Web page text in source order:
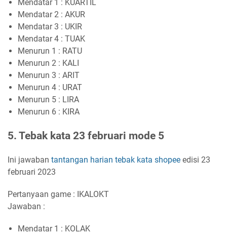
Mendatar 1 : KUARTIL
Mendatar 2 : AKUR
Mendatar 3 : UKIR
Mendatar 4 : TUAK
Menurun 1 : RATU
Menurun 2 : KALI
Menurun 3 : ARIT
Menurun 4 : URAT
Menurun 5 : LIRA
Menurun 6 : KIRA
5. Tebak kata 23 februari mode 5
Ini jawaban tantangan harian tebak kata shopee edisi 23
februari 2023
Pertanyaan game : IKALOKT
Jawaban :
Mendatar 1 : KOLAK